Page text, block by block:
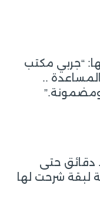
“جربي مكتب
..
دقائق حتى
شرحت لها